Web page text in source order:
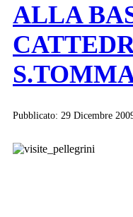
ALLA
Pubblicato: 29 Dicembre